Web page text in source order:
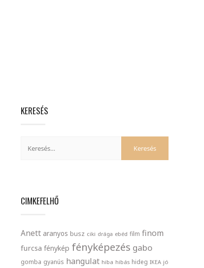
KERESÉS
CIMKEFELHŐ
Anett aranyos busz ciki drága ebéd film finom
furcsa fénykép fényképezés gabo
gomba gyanús hangulat hiba hibás hideg IKEA jó